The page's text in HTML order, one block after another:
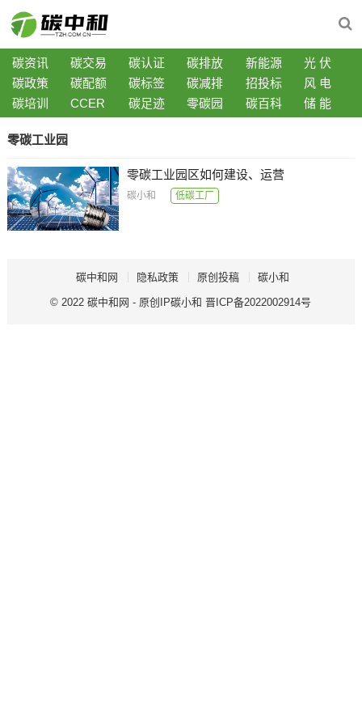
碳资讯 碳交易 碳认证 碳排放 新能源
光 伏
碳政策
碳配额 碳标签 碳减排 招投标
风 电
碳培训
CCER 碳足迹 零碳园 碳百科 储 能
零碳工业园
零碳工业园区如何建设、运营
碳小和 低碳工厂
碳中和网 隐私政策 原创投稿 碳小和
© 2022碳中和网 - 原创IP碳小和 晋ICP备2022002914号